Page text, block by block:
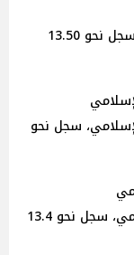
، سجل نحو 13.50
سجل نحو
سعر الريال السعودي في بنك فيصل الإسلامي، سجل نحو 13.4